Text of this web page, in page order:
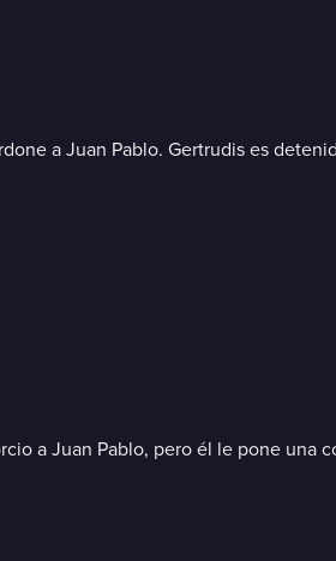
a Juan Pablo. Gertrudis es
a Juan Pablo, pero él le pone